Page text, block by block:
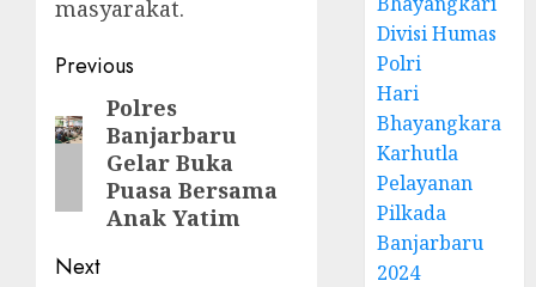
masyarakat.
Previous
Polres
Banjarbaru
Gelar Buka
Puasa Bersama
Anak Yatim
Next
Divisi Humas
Polri
Hari
Bhayangkara
Karhutla
Pelayanan
Pilkada
Banjarbaru
2024